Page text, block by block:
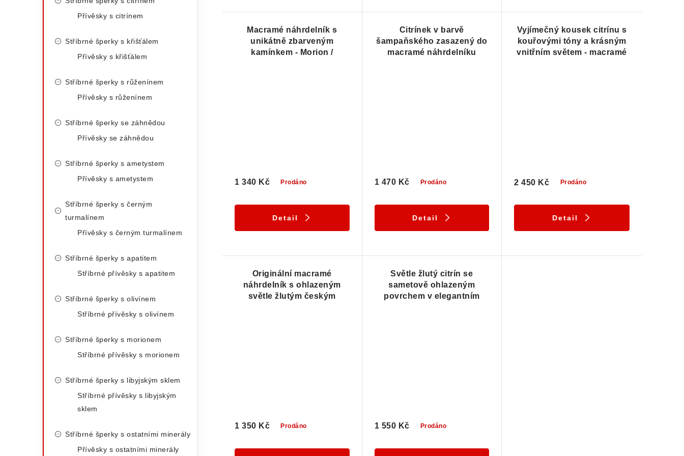
Přívěsky s citrínem
Stříbrné šperky s křišťálem
Přívěsky s křišťálem
Stříbrné šperky s růženínem
Přívěsky s růženínem
Stříbrné šperky se záhnědou
Přívěsky se záhnědou
Stříbrné šperky s ametystem
Přívěsky s ametystem
Stříbrné šperky s černým
turmalínem
Přívěsky s černým turmalínem
Stříbrné šperky s apatitem
Stříbrné přívěsky s apatitem
Stříbrné šperky s olivínem
Stříbrné přívěsky s olivínem
Stříbrné šperky s morionem
Stříbrné přívěsky s morionem
Stříbrné šperky s libyjským sklem
Stříbrné přívěsky s libyjským
sklem
Stříbrné šperky s ostatními minerály
Přívěsky s ostatními minerály
Macramé náhrdelník s
unikátně zbarveným
kamínkem - Morion /
Prodáno
1 340 Kč
Detail
Citrínek v barvě
šampaňského zasazený do
macramé náhrdelníku
Prodáno
1 470 Kč
Detail
Vyjímečný kousek citrínu s
kouřovými tóny a krásným
vnitřním světem - macramé
Prodáno
2 450 Kč
Detail
Originální macramé
náhrdelník s ohlazeným
světle žlutým českým
Prodáno
1 350 Kč
Světle žlutý citrín se
sametově ohlazeným
povrchem v elegantním
Prodáno
1 550 Kč